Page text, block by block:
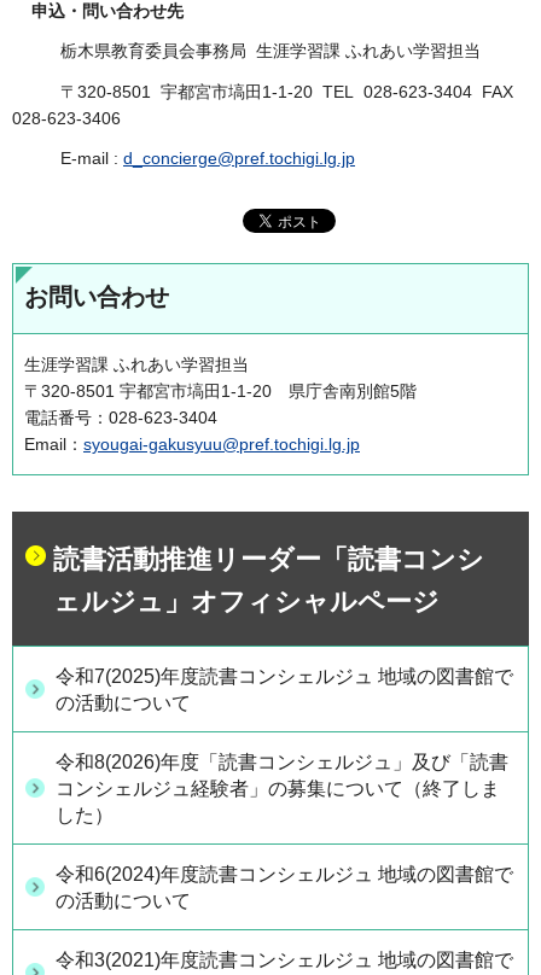
申込・問い合わせ先
栃木県教育委員会事務局 生涯学習課 ふれあい学習担当
〒320-8501 宇都宮市塙田1-1-20 TEL 028-623-3404 FAX
028-623-3406
E-mail : d_concierge@pref.tochigi.lg.jp
お問い合わせ
生涯学習課 ふれあい学習担当
〒320-8501 宇都宮市塙田1-1-20 県庁舎南別館5階
電話番号：028-623-3404
Email： syougai-gakusyuu@pref.tochigi.lg.jp
読書活動推進リーダー「読書コンシ
ェルジュ」オフィシャルページ
令和7(2025)年度読書コンシェルジュ 地域の図書館で
の活動について
令和8(2026)年度「読書コンシェルジュ」及び「読書
コンシェルジュ経験者」の募集について（終了しま
した）
令和6(2024)年度読書コンシェルジュ 地域の図書館で
の活動について
令和3(2021)年度読書コンシェルジュ 地域の図書館で